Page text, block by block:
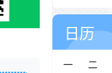
日历
一 二